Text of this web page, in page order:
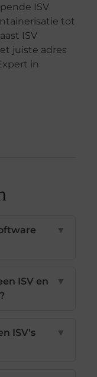
ISV
tot
ISV
juiste adres
in
▼
ISV en
▼
ISV's
▼